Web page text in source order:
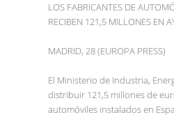
LOS FABRICANTES DE
RECIBEN 121,5 MILLONES EN
MADRID, 28 (EUROPA PRESS)
El Ministerio de Industria,
distribuir 121,5 millones de
automóviles instalados en